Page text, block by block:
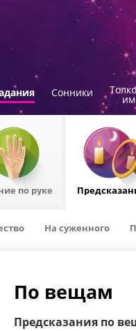
Сонники
по руке
На суженного
По вещам
Предсказания по